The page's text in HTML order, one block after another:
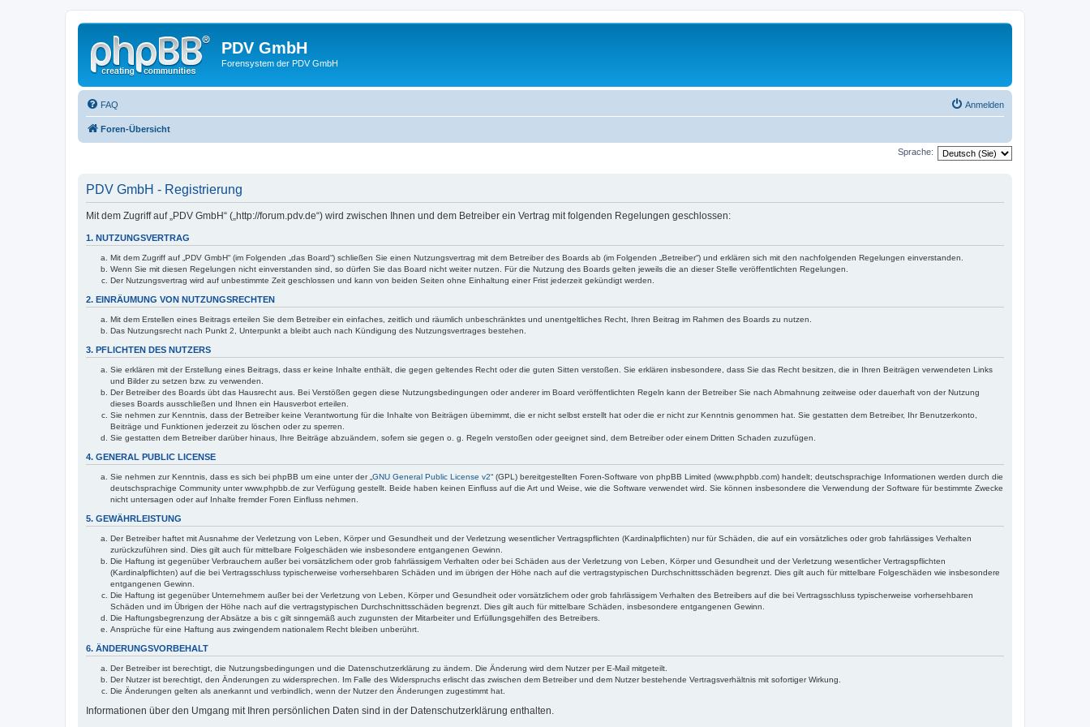
PDV GmbH
Forensystem der PDV GmbH
FAQ Anmelden
Foren-Übersicht
Sprache:
PDV GmbH - Registrierung
Mit dem Zugriff auf „PDV GmbH“ („http://forum.pdv.de“) wird zwischen Ihnen und dem Betreiber ein Vertrag mit folgenden Regelungen geschlossen:
1. NUTZUNGSVERTRAG
Mit dem Zugriff auf „PDV GmbH“ (im Folgenden „das Board“) schließen Sie einen Nutzungsvertrag mit dem Betreiber des Boards ab (im Folgenden „Betreiber“) und erklären sich mit den nachfolgenden Regelungen einverstanden.
Wenn Sie mit diesen Regelungen nicht einverstanden sind, so dürfen Sie das Board nicht weiter nutzen. Für die Nutzung des Boards gelten jeweils die an dieser Stelle veröffentlichten Regelungen.
Der Nutzungsvertrag wird auf unbestimmte Zeit geschlossen und kann von beiden Seiten ohne Einhaltung einer Frist jederzeit gekündigt werden.
2. EINRÄUMUNG VON NUTZUNGSRECHTEN
Mit dem Erstellen eines Beitrags erteilen Sie dem Betreiber ein einfaches, zeitlich und räumlich unbeschränktes und unentgeltliches Recht, Ihren Beitrag im Rahmen des Boards zu nutzen.
Das Nutzungsrecht nach Punkt 2, Unterpunkt a bleibt auch nach Kündigung des Nutzungsvertrages bestehen.
3. PFLICHTEN DES NUTZERS
Sie erklären mit der Erstellung eines Beitrags, dass er keine Inhalte enthält, die gegen geltendes Recht oder die guten Sitten verstoßen. Sie erklären insbesondere, dass Sie das Recht besitzen, die in Ihren Beiträgen verwendeten Links
und Bilder zu setzen bzw. zu verwenden.
Der Betreiber des Boards übt das Hausrecht aus. Bei Verstößen gegen diese Nutzungsbedingungen oder anderer im Board veröffentlichten Regeln kann der Betreiber Sie nach Abmahnung zeitweise oder dauerhaft von der Nutzung
dieses Boards ausschließen und Ihnen ein Hausverbot erteilen.
Sie nehmen zur Kenntnis, dass der Betreiber keine Verantwortung für die Inhalte von Beiträgen übernimmt, die er nicht selbst erstellt hat oder die er nicht zur Kenntnis genommen hat. Sie gestatten dem Betreiber, Ihr Benutzerkonto,
Beiträge und Funktionen jederzeit zu löschen oder zu sperren.
Sie gestatten dem Betreiber darüber hinaus, Ihre Beiträge abzuändern, sofern sie gegen o. g. Regeln verstoßen oder geeignet sind, dem Betreiber oder einem Dritten Schaden zuzufügen.
4. GENERAL PUBLIC LICENSE
Sie nehmen zur Kenntnis, dass es sich bei phpBB um eine unter der „ GNU General Public License v2“ (GPL) bereitgestellten Foren-Software von phpBB Limited (www.phpbb.com) handelt; deutschsprachige Informationen werden durch die
deutschsprachige Community unter www.phpbb.de zur Verfügung gestellt. Beide haben keinen Einfluss auf die Art und Weise, wie die Software verwendet wird. Sie können insbesondere die Verwendung der Software für bestimmte Zwecke
nicht untersagen oder auf Inhalte fremder Foren Einfluss nehmen.
5. GEWÄHRLEISTUNG
Der Betreiber haftet mit Ausnahme der Verletzung von Leben, Körper und Gesundheit und der Verletzung wesentlicher Vertragspflichten (Kardinalpflichten) nur für Schäden, die auf ein vorsätzliches oder grob fahrlässiges Verhalten
zurückzuführen sind. Dies gilt auch für mittelbare Folgeschäden wie insbesondere entgangenen Gewinn.
Die Haftung ist gegenüber Verbrauchern außer bei vorsätzlichem oder grob fahrlässigem Verhalten oder bei Schäden aus der Verletzung von Leben, Körper und Gesundheit und der Verletzung wesentlicher Vertragspflichten
(Kardinalpflichten) auf die bei Vertragsschluss typischerweise vorhersehbaren Schäden und im übrigen der Höhe nach auf die vertragstypischen Durchschnittsschäden begrenzt. Dies gilt auch für mittelbare Folgeschäden wie insbesondere
entgangenen Gewinn.
Die Haftung ist gegenüber Unternehmern außer bei der Verletzung von Leben, Körper und Gesundheit oder vorsätzlichem oder grob fahrlässigem Verhalten des Betreibers auf die bei Vertragsschluss typischerweise vorhersehbaren
Schäden und im Übrigen der Höhe nach auf die vertragstypischen Durchschnittsschäden begrenzt. Dies gilt auch für mittelbare Schäden, insbesondere entgangenen Gewinn.
Die Haftungsbegrenzung der Absätze a bis c gilt sinngemäß auch zugunsten der Mitarbeiter und Erfüllungsgehilfen des Betreibers.
Ansprüche für eine Haftung aus zwingendem nationalem Recht bleiben unberührt.
6. ÄNDERUNGSVORBEHALT
Der Betreiber ist berechtigt, die Nutzungsbedingungen und die Datenschutzerklärung zu ändern. Die Änderung wird dem Nutzer per E-Mail mitgeteilt.
Der Nutzer ist berechtigt, den Änderungen zu widersprechen. Im Falle des Widerspruchs erlischt das zwischen dem Betreiber und dem Nutzer bestehende Vertragsverhältnis mit sofortiger Wirkung.
Die Änderungen gelten als anerkannt und verbindlich, wenn der Nutzer den Änderungen zugestimmt hat.
Informationen über den Umgang mit Ihren persönlichen Daten sind in der Datenschutzerklärung enthalten.